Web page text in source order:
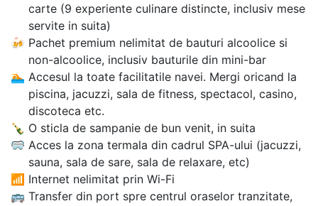
carte (9 experiente culinare distincte, inclusiv mese
servite in suita)
🍻 Pachet premium nelimitat de bauturi alcoolice si
non-alcoolice, inclusiv bauturile din mini-bar
🏊‍ Accesul la toate facilitatile navei. Mergi oricand la
piscina, jacuzzi, sala de fitness, spectacol, casino,
discoteca etc.
🍾 O sticla de sampanie de bun venit, in suita
🥽 Acces la zona termala din cadrul SPA-ului (jacuzzi,
sauna, sala de sare, sala de relaxare, etc)
📶 Internet nelimitat prin Wi-Fi
🚌 Transfer din port spre centrul oraselor tranzitate,